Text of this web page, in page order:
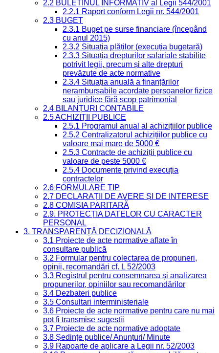
2.2 BULETINUL INFORMATIV al Legii 544/2001
2.2.1 Raport conform Legii nr. 544/2001
2.3 BUGET
2.3.1 Buget pe surse financiare (începând
cu anul 2015)
2.3.2 Situația plăților (execuția bugetară)
2.3.3 Situația drepturilor salariale stabilite
potrivit legii, precum și alte drepturi
prevăzute de acte normative
2.3.4 Situația anuală a finanțărilor
nerambursabile acordate persoanelor fizice
sau juridice fără scop patrimonial
2.4 BILANȚURI CONTABILE
2.5 ACHIZIȚII PUBLICE
2.5.1 Programul anual al achizițiilor publice
2.5.2 Centralizatorul achizițiilor publice cu
valoare mai mare de 5000 €
2.5.3 Contracte de achiziții publice cu
valoare de peste 5000 €
2.5.4 Documente privind execuția
contractelor
2.6 FORMULARE TIP
2.7 DECLARAȚII DE AVERE ȘI DE INTERESE
2.8 COMISIA PARITARĂ
2.9. PROTECȚIA DATELOR CU CARACTER
PERSONAL
3. TRANSPARENȚĂ DECIZIONALĂ
3.1 Proiecte de acte normative aflate în
consultare publică
3.2 Formular pentru colectarea de propuneri,
opinii, recomandări cf. L 52/2003
3.3 Registrul pentru consemnarea și analizarea
propunerilor, opiniilor sau recomandărilor
3.4 Dezbateri publice
3.5 Consultari interministeriale
3.6 Proiecte de acte normative pentru care nu mai
pot fi transmise sugestii
3.7 Proiecte de acte normative adoptate
3.8 Ședințe publice/ Anunțuri/ Minute
3.9 Rapoarte de aplicare a Legii nr. 52/2003